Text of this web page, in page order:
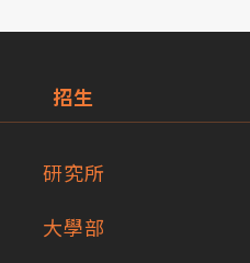
招生
研究所
大學部